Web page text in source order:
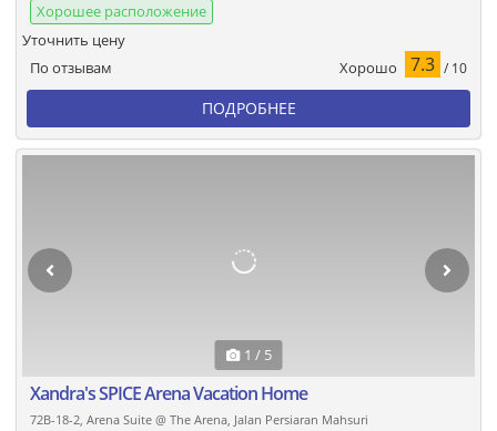
Хорошее расположение
По отзывам Хорошо 7.3 / 10
Уточнить цену
ПОДРОБНЕЕ
1 / 5
Xandra's SPICE Arena Vacation Home
72B-18-2, Arena Suite @ The Arena, Jalan Persiaran Mahsuri